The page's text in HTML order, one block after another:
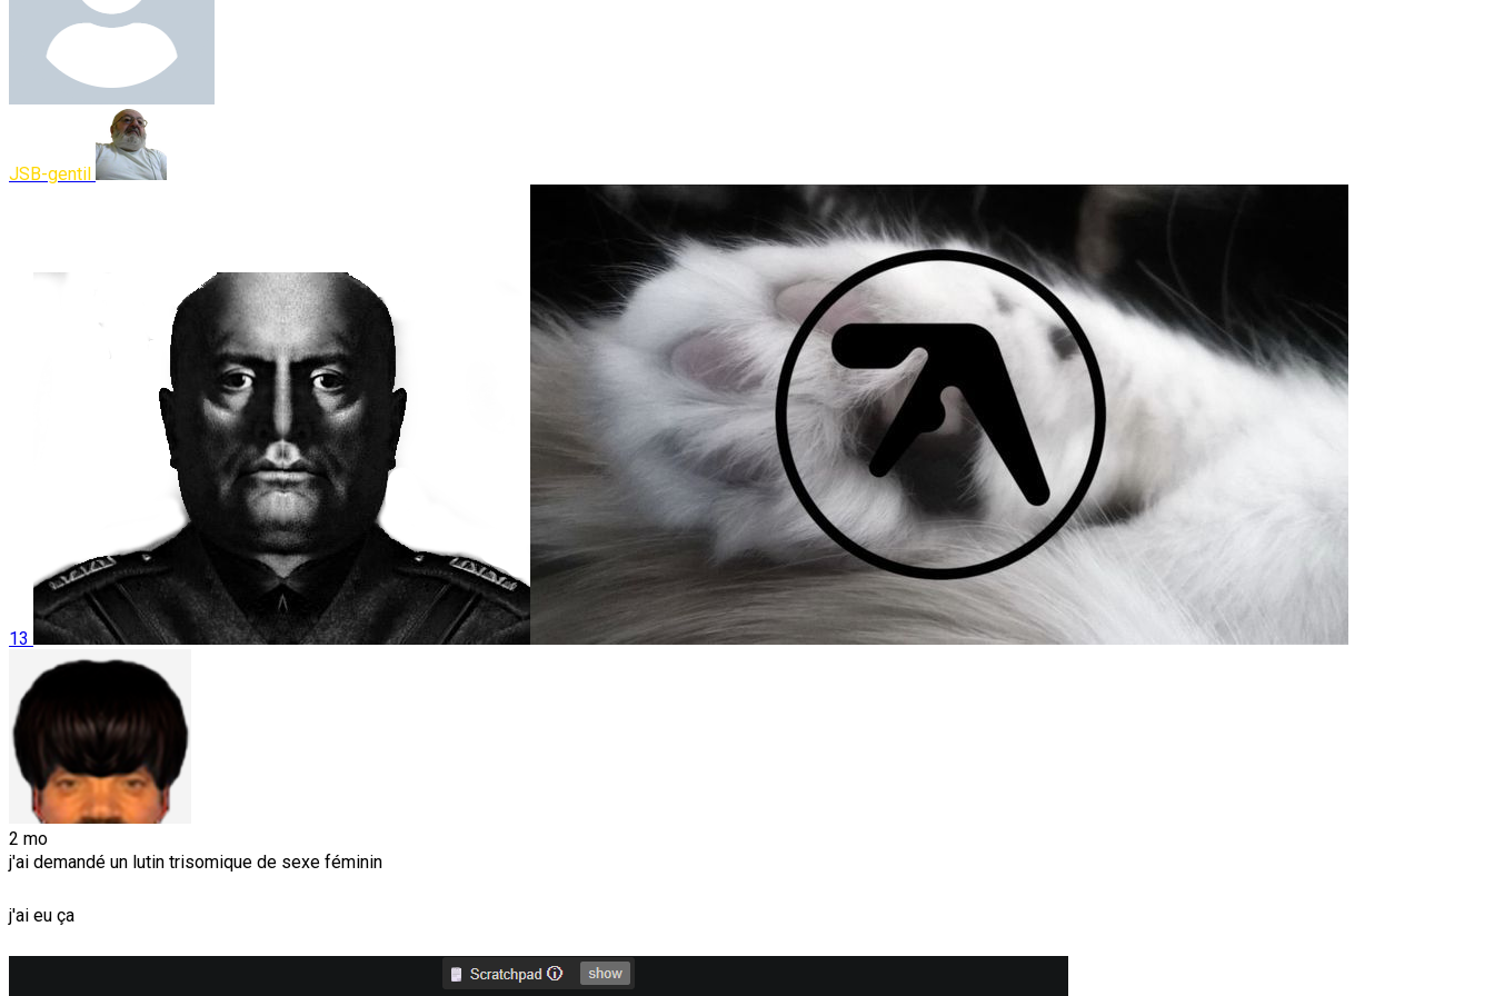
JSB-gentil
13
2 mo
j'ai demandé un lutin trisomique de sexe féminin
j'ai eu ça